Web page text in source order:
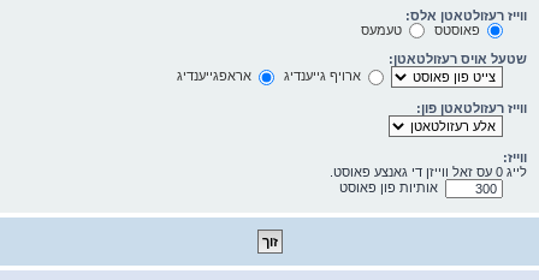
ווייז רעזולטאטן אלס:
פאוסטס
טעמעס
שטעל אויס רעזולטאטן:
ארויף גייענדיג
אראפגייענדיג
ווייז רעזולטאטן פון:
ווייז:
לייג 0 עס זאל ווייזן די גאנצע פאוסט.
אותיות פון פאוסט